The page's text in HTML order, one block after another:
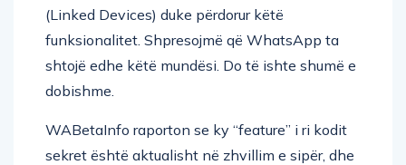
(Linked Devices) duke përdorur këtë
funksionalitet. Shpresojmë që WhatsApp ta
shtojë edhe këtë mundësi. Do të ishte shumë e
dobishme.
WABetaInfo raporton se ky “feature” i ri kodit
sekret është aktualisht në zhvillim e sipër, dhe